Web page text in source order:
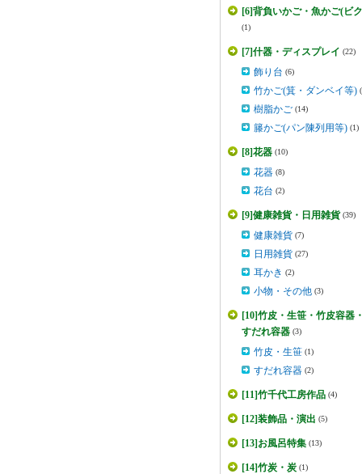
[6]背負いかご・魚かご(ビ
(1)
[7]什器・ディスプレイ (22)
飾り台 (6)
竹かご(箕・ダンベイ等)
樹脂かご (14)
籐かご(パン陳列用等) (1)
[8]花器 (10)
花器 (8)
花台 (2)
[9]健康雑貨・日用雑貨 (39)
健康雑貨 (7)
日用雑貨 (27)
耳かき (2)
小物・その他 (3)
[10]竹皮・生笹・竹皮容器・
すだれ容器 (3)
竹皮・生笹 (1)
すだれ容器 (2)
[11]竹千代工房作品 (4)
[12]装飾品・演出 (5)
[13]お風呂特集 (13)
[14]竹炭・炭 (1)